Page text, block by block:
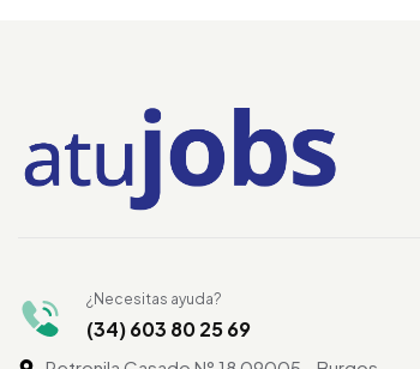
¿Necesitas ayuda?
(34) 603 80 25 69